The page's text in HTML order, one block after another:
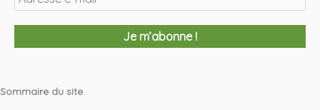
Sommaire du site